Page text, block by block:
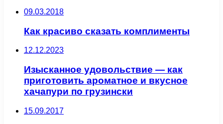
09.03.2018
Как красиво сказать комплименты
12.12.2023
Изысканное удовольствие — как
приготовить ароматное и вкусное
хачапури по грузински
15.09.2017